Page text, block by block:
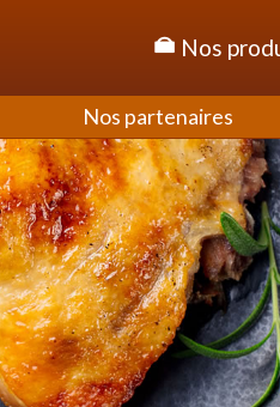
Nos
Nos partenaires